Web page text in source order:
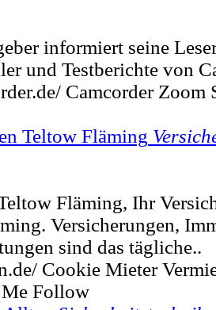
informiert seine
und Testberichte von
Camcorder
Teltow Fläming
Fläming, Ihr
Versicherungen,
sind das tägliche..
Cookie Mieter
Follow